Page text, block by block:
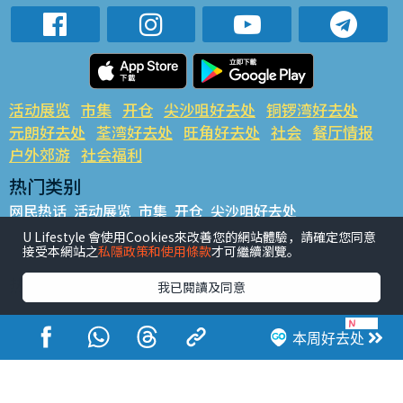
本周好去处
活动展览 市集 开仓 尖沙咀好去处 铜锣湾好去处
元朗好去处 荃湾好去处 旺角好去处 社会 餐厅情报
户外郊游 社会福利
热门类别
网民热话 活动展览 市集 开仓 尖沙咀好去处
铜锣湾好去处 元朗好去处 荃湾好去处 旺角好去处 社会
餐厅情报 户外郊游
热门标签
#UGO揾好去处 #人气活动推介 #美食社群热话
#亲子玩乐好去处
#ULifestyle应用程式
#限时抢
#UJetso礼物放送
#ULifestyle商户中心 #著数 #网络热话
U Lifestyle 會使用Cookies來改善您的網站體驗，請確定您同意
接受本網站之私隱政策和使用條款才可繼續瀏覽。
我已閱讀及同意